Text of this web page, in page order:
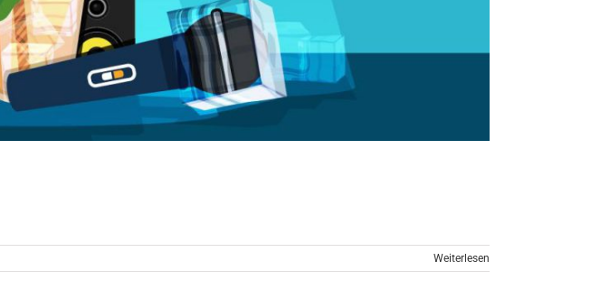
Weiterlesen